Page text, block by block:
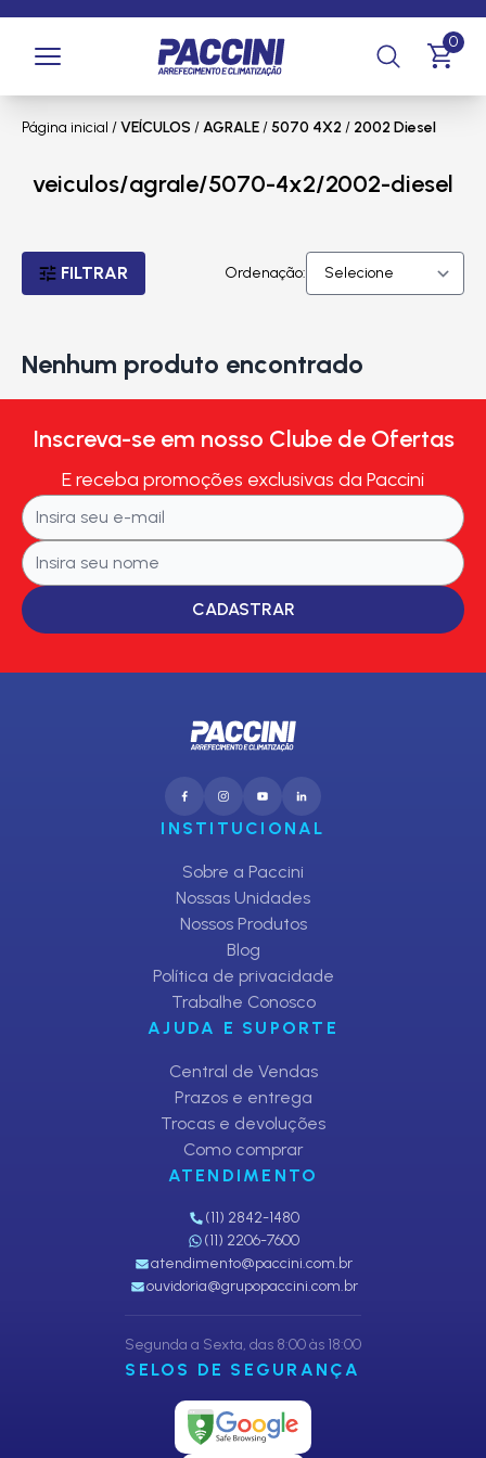
0
Página inicial /VEÍCULOS /AGRALE/5070 4X2/ 2002 Diesel
veiculos/agrale/5070-4x2/2002-diesel
FILTRAR Ordenação:
Nenhum produto encontrado
Inscreva-se em nosso Clube de Ofertas
E receba promoções exclusivas da Paccini
CADASTRAR
INSTITUCIONAL
Sobre a Paccini
Nossas Unidades
Nossos Produtos
Blog
Política de privacidade
Trabalhe Conosco
AJUDA E SUPORTE
Central de Vendas
Prazos e entrega
Trocas e devoluções
Como comprar
ATENDIMENTO
(11) 2842-1480
(11) 2206-7600
atendimento@paccini.com.br
ouvidoria@grupopaccini.com.br
Segunda a Sexta, das 8:00 às 18:00
SELOS DE SEGURANÇA